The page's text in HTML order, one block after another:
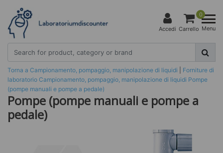
Accedi
0
Carrello Menu
Torna a Campionamento, pompaggio, manipolazione di liquidi
Forniture di
laboratorio Campionamento, pompaggio, manipolazione di liquidi Pompe
(pompe manuali e pompe a pedale)
Pompe (pompe manuali e pompe a
pedale)